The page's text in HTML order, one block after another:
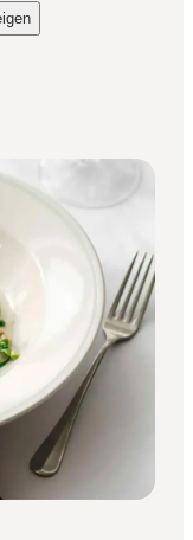
- Pizzeria"
- Pizzeria on_map